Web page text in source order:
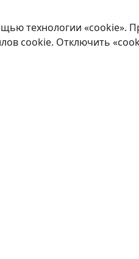
технологии «cookie».
cookie. Отключить